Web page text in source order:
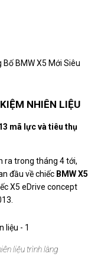
Bố BMW X5 Mới Siêu
NHIÊN LIỆU
mã lực và tiêu thụ
ra trong tháng 4 tới,
đầu về chiếc BMW X5
X5 eDrive concept
liệu trình làng